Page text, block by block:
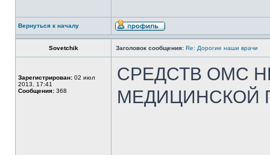
Вернуться к началу
Sovetchik Заголовок сообщения: Re: Дорогие наши врачи
Зарегистрирован: 02 июл
2013, 17:41
Сообщения: 368
СРЕДСТВ ОМС
МЕДИЦИНСКОЙ